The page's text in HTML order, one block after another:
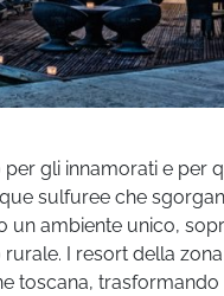
gli innamorati e per
sulfuree che
un ambiente unico,
I resort della
toscana,